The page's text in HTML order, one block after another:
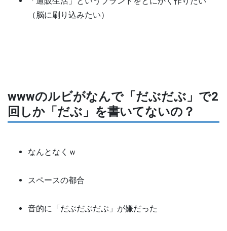
（脳に刷り込みたい）
wwwのルビがなんで「だぶだぶ」で2
回しか「だぶ」を書いてないの？
なんとなくｗ
スペースの都合
音的に「だぶだぶだぶ」が嫌だった